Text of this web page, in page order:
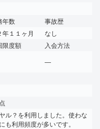
年数
事故歴
年１１ヶ月
なし
限度額
入会方法
―
ル？を利用しました。使わな
利用頻度が多いです。